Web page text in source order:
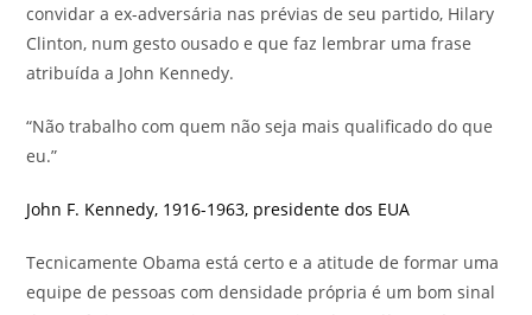
convidar a ex-adversária nas prévias de seu partido, Hilary
Clinton, num gesto ousado e que faz lembrar uma frase
atribuída a John Kennedy.
“Não trabalho com quem não seja mais qualificado do que
eu.”
John F. Kennedy, 1916-1963, presidente dos EUA
Tecnicamente Obama está certo e a atitude de formar uma
equipe de pessoas com densidade própria é um bom sinal